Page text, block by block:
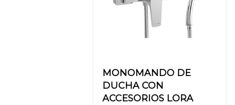
MONOMANDO DE
DUCHA CON
ACCESORIOS LORA